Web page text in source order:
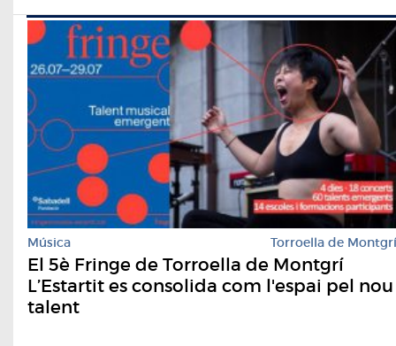
Música Torroella de Montgrí
El 5è Fringe de Torroella de Montgrí
L’Estartit es consolida com l'espai pel nou
talent